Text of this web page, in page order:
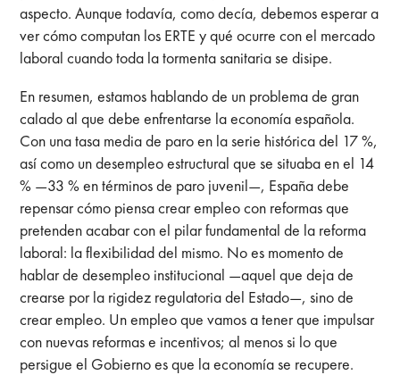
aspecto. Aunque todavía, como decía, debemos esperar a
ver cómo computan los ERTE y qué ocurre con el mercado
laboral cuando toda la tormenta sanitaria se disipe.
En resumen, estamos hablando de un problema de gran
calado al que debe enfrentarse la economía española.
Con una tasa media de paro en la serie histórica del 17 %,
así como un desempleo estructural que se situaba en el 14
% —33 % en términos de paro juvenil—, España debe
repensar cómo piensa crear empleo con reformas que
pretenden acabar con el pilar fundamental de la reforma
laboral: la flexibilidad del mismo. No es momento de
hablar de desempleo institucional —aquel que deja de
crearse por la rigidez regulatoria del Estado—, sino de
crear empleo. Un empleo que vamos a tener que impulsar
con nuevas reformas e incentivos; al menos si lo que
persigue el Gobierno es que la economía se recupere.